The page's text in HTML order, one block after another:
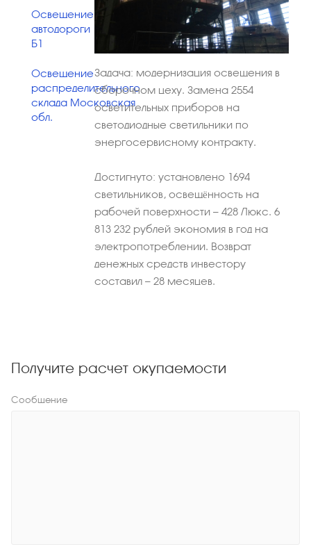
Освещение
автодороги
Б1
Освещение
распределительного
склада Московская
обл.
Задача: модернизация освещения в
сборочном цеху. Замена 2554
осветительных приборов на
светодиодные светильники по
энергосервисному контракту.
Достигнуто: установлено 1694
светильников, освещённость на
рабочей поверхности — 428 Люкс. 6
813 232 рублей экономия в год на
электропотреблении. Возврат
денежных средств инвестору
составил — 28 месяцев.
Получите расчет окупаемости
Сообщение